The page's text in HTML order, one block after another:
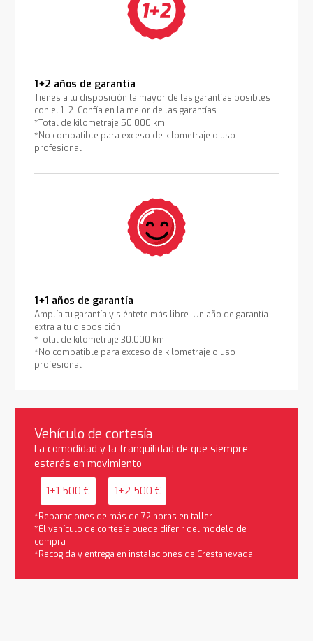
1+2 años de garantía
Tienes a tu disposición la mayor de las garantías posibles
con el 1+2. Confía en la mejor de las garantías.
*Total de kilometraje 50.000 km
*No compatible para exceso de kilometraje o uso
profesional
1+1 años de garantía
Amplía tu garantía y siéntete más libre. Un año de garantía
extra a tu disposición.
*Total de kilometraje 30.000 km
*No compatible para exceso de kilometraje o uso
profesional
Vehículo de cortesía
La comodidad y la tranquilidad de que siempre
estarás en movimiento
1+1 500 € 1+2 500 €
*Reparaciones de más de 72 horas en taller
*El vehículo de cortesía puede diferir del modelo de
compra
*Recogida y entrega en instalaciones de Crestanevada